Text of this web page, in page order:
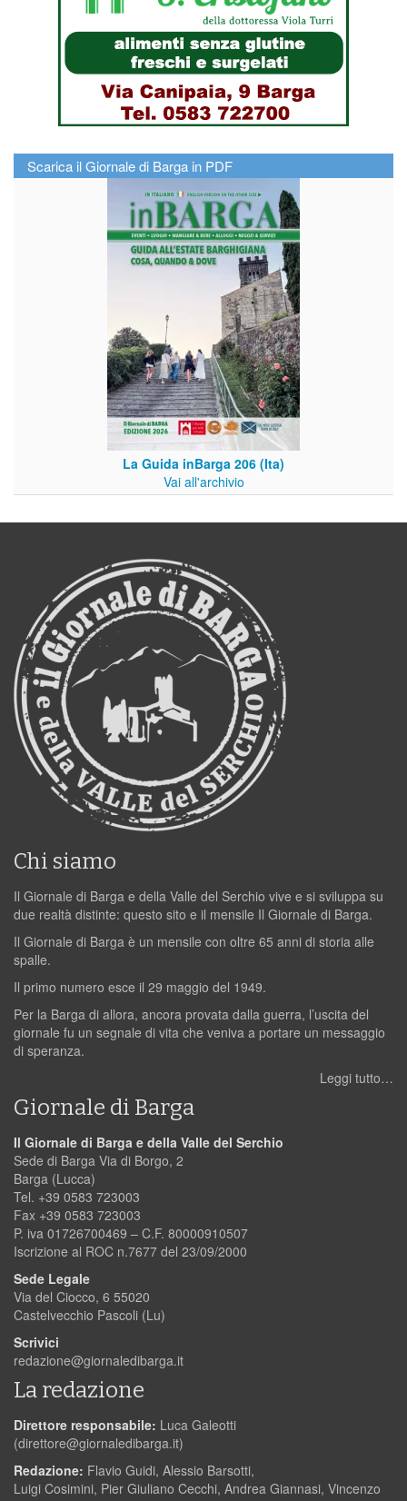
Scarica il Giornale di Barga in PDF
La Guida inBarga 206 (Ita)
Vai all'archivio
Chi siamo
Il Giornale di Barga e della Valle del Serchio vive e si sviluppa su
due realtà distinte: questo sito e il mensile Il Giornale di Barga.
Il Giornale di Barga è un mensile con oltre 65 anni di storia alle
spalle.
Il primo numero esce il 29 maggio del 1949.
Per la Barga di allora, ancora provata dalla guerra, l’uscita del
giornale fu un segnale di vita che veniva a portare un messaggio
di speranza.
Leggi tutto…
Giornale di Barga
Il Giornale di Barga e della Valle del Serchio
Sede di Barga Via di Borgo, 2
Barga (Lucca)
Tel. +39 0583 723003
Fax +39 0583 723003
P. iva 01726700469 – C.F. 80000910507
Iscrizione al ROC n.7677 del 23/09/2000
Sede Legale
Via del Ciocco, 6 55020
Castelvecchio Pascoli (Lu)
Scrivici
redazione@giornaledibarga.it
La redazione
Direttore responsabile: Luca Galeotti
(direttore@giornaledibarga.it)
Redazione: Flavio Guidi, Alessio Barsotti,
Luigi Cosimini, Pier Giuliano Cecchi, Andrea Giannasi, Vincenzo